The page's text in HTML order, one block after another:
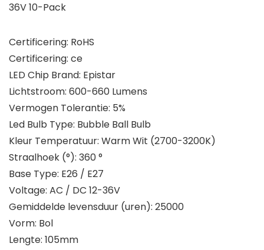
36V 10-Pack
Certificering: RoHS
Certificering: ce
LED Chip Brand: Epistar
Lichtstroom: 600-660 Lumens
Vermogen Tolerantie: 5%
Led Bulb Type: Bubble Ball Bulb
Kleur Temperatuur: Warm Wit (2700-3200K)
Straalhoek (°): 360 °
Base Type: E26 / E27
Voltage: AC / DC 12-36V
Gemiddelde levensduur (uren): 25000
Vorm: Bol
Lengte: 105mm